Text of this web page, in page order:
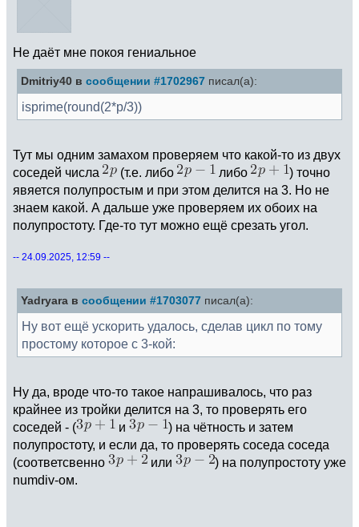
Не даёт мне покоя гениальное
Dmitriy40 в сообщении #1702967 писал(а):
isprime(round(2*p/3))
Тут мы одним замахом проверяем что какой-то из двух
соседей числа
(т.е. либо либо
) точно
явяется полупростым и при этом делится на 3. Но не
знаем какой. А дальше уже проверяем их обоих на
полупростоту. Где-то тут можно ещё срезать угол.
-- 24.09.2025, 12:59 --
Yadryara в сообщении #1703077 писал(а):
Ну вот ещё ускорить удалось, сделав цикл по тому
простому которое с 3-кой:
Ну да, вроде что-то такое напрашивалось, что раз
крайнее из тройки делится на 3, то проверять его
соседей - (
и
) на чётность и затем
полупростоту, и если да, то проверять соседа соседа
(соответсвенно
или
) на полупростоту уже
numdiv-ом.